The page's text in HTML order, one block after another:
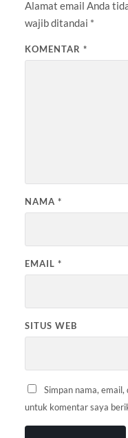
Alamat email Anda
wajib ditandai *
KOMENTAR *
NAMA *
EMAIL *
SITUS WEB
Simpan nama,
untuk komentar saya